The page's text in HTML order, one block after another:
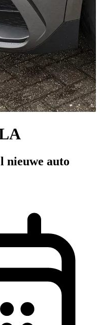
nieuwe auto